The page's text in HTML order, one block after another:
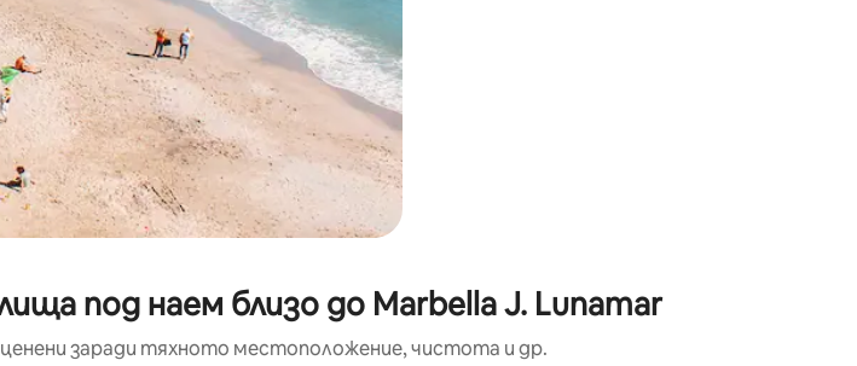
под наем близо до Marbella J. Lunamar
заради тяхното местоположение, чистота и др.